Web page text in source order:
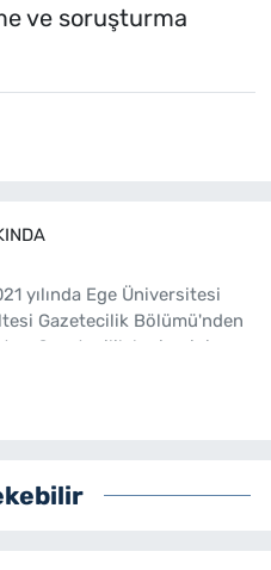
ve soruşturma
yılında Ege Üniversitesi
Gazetecilik Bölümü'nden
Gazetecilik kariyerini
bünyesinde muhabir
görev yapmaktadır.